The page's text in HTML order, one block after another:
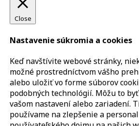
Close
Nastavenie súkromia a cookies
Keď navštívite webové stránky,
možné prostredníctvom vášho
alebo uložiť vo forme súborov
podobných technológií. Môžu to
vašom nastavení alebo zariadení.
používame na zlepšenie a